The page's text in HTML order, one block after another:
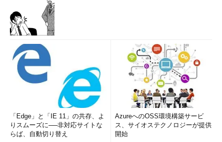
「Edge」と「IE 11」の共存、よ
りスムーズに──非対応サイトな
らば、自動切り替え
AzureへのOSS環境構築サービ
ス、サイオステクノロジーが提供
開始